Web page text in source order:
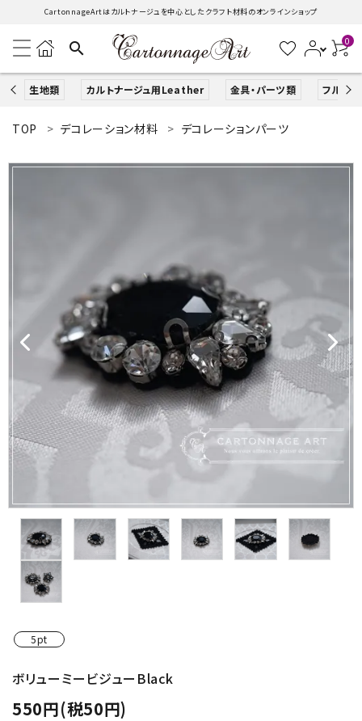
CartonnageArtはカルトナージュを中心としたクラフト材料のオンラインショップ
search 0
生地類 カルトナージュ用Leather 金具・パーツ類 フルキッ
search
カルトナージュLeather用
金具・パーツ類
フルキット
Jolipapier
デコレーション材料
道具類
基本材料
ガイドライン
TOP デコレーション材料 デコレーションパーツ
5pt
ボリューミービジューBlack
550円(税50円)